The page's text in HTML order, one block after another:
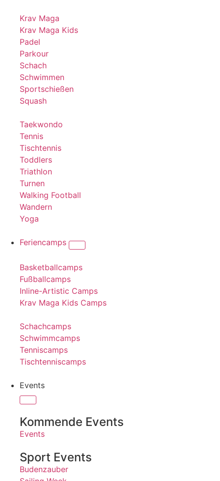
Krav Maga
Krav Maga Kids
Padel
Parkour
Schach
Schwimmen
Sportschießen
Squash
Taekwondo
Tennis
Tischtennis
Toddlers
Triathlon
Turnen
Walking Football
Wandern
Yoga
Feriencamps
Basketballcamps
Fußballcamps
Inline-Artistic Camps
Krav Maga Kids Camps
Schachcamps
Schwimmcamps
Tenniscamps
Tischtenniscamps
Events
Kommende Events
Events
Sport Events
Budenzauber